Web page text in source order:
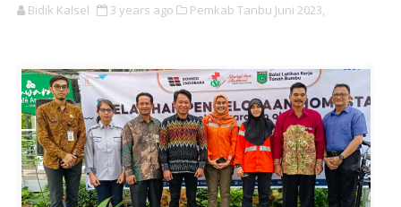
Bidik Kalsel 3 years ago Pemkab Tanbu Juni 2023,